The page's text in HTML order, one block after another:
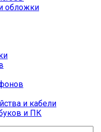
обложки
и кабели
и ПК